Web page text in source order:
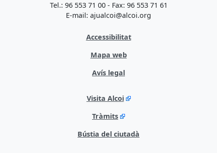
Tel.: 96 553 71 00 - Fax: 96 553 71 61
E-mail: ajualcoi@alcoi.org
Accessibilitat
Mapa web
Avís legal
Visita Alcoi
Tràmits
Bústia del ciutadà